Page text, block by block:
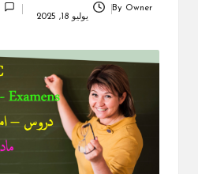
By Owner
يوليو 18, 2025